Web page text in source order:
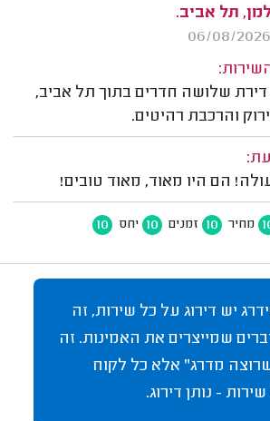
תל אביב.
שלושה חדרים בתוך תל אביב,
והרכבת רהיטים.
הם היו מאוד, מאוד טובים!
מחיר 10 זמנים 10 יחס 10
יש דירוג על כל שירות, זה
שמייצרים את האמינות. זה
מדרג" אלא כל לקוח
- נותן דירוג.